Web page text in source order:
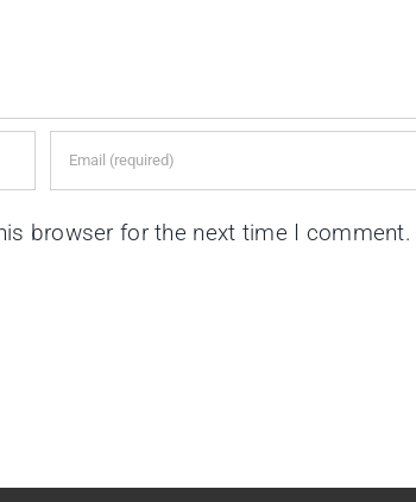
browser for the next time I comment.